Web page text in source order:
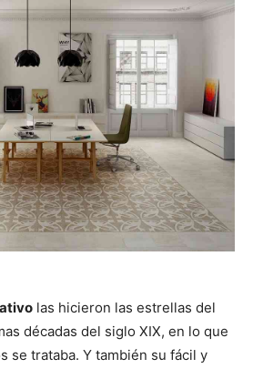
las hicieron las estrellas del
décadas del siglo XIX, en lo que
se trataba. Y también su fácil y